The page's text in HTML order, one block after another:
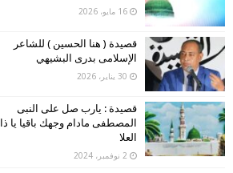
16 مايو، 2026
قصيدة ( هنا الحسين ) للشاعر
الإسلامى بدرى البشيهي
30 يناير، 2026
قصيدة : يارب صل على النبى
المصطفى مادام وجهك باقيا يا ذا
العلا
2 نوفمبر، 2024